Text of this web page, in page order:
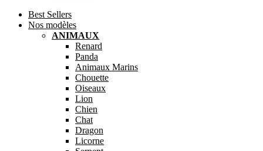
Best Sellers
Nos modèles
ANIMAUX
Renard
Panda
Animaux Marins
Chouette
Oiseaux
Lion
Chien
Chat
Dragon
Licorne